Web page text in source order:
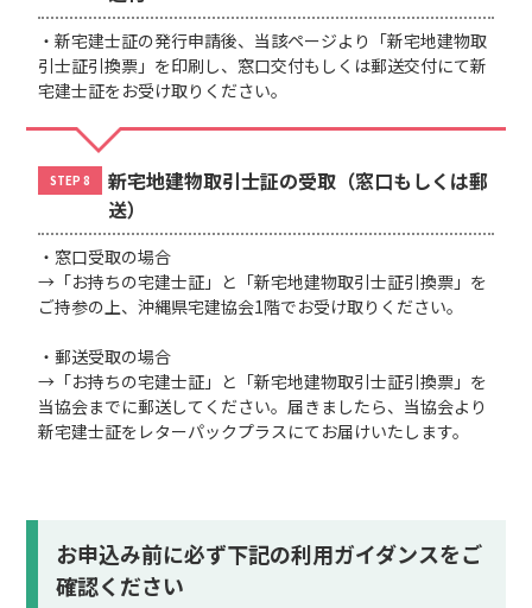
・新宅建士証の発行申請後、当該ページより「新宅地建物取
引士証引換票」を印刷し、窓口交付もしくは郵送交付にて新
宅建士証をお受け取りください。
STEP 8
新宅地建物取引士証の受取（窓口もしくは郵
送）
・窓口受取の場合
→「お持ちの宅建士証」と「新宅地建物取引士証引換票」を
ご持参の上、沖縄県宅建協会1階でお受け取りください。
・郵送受取の場合
→「お持ちの宅建士証」と「新宅地建物取引士証引換票」を
当協会までに郵送してください。届きましたら、当協会より
新宅建士証をレターパックプラスにてお届けいたします。
お申込み前に必ず下記の利用ガイダンスをご
確認ください